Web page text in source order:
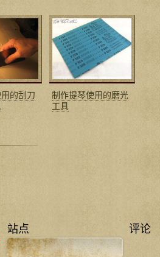
的刮刀
制作提琴使用的磨光
工具
站点 评论